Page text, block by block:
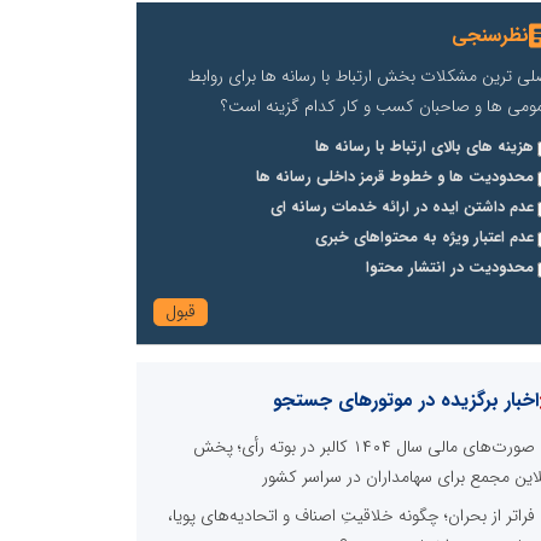
نظرسنجی
ترین مشکلات بخش ارتباط با رسانه ها برای روابط
ها و صاحبان کسب و کار کدام گزینه است؟
هزینه های بالای ارتباط با رسانه ها
محدودیت ها و خطوط قرمز داخلی رسانه ها
عدم داشتن ایده در ارائه خدمات رسانه ای
عدم اعتبار ویژه به محتواهای خبری
محدودیت در انتشار محتوا
اخبار برگزیده در موتورهای جستجو
صورت‌های مالی سال ۱۴۰۴ کالبر در بوته رأی؛ پخش
مجمع برای سهامداران در سراسر کشور
فراتر از بحران؛ چگونه خلاقیتِ اصناف و اتحادیه‌های پویا،